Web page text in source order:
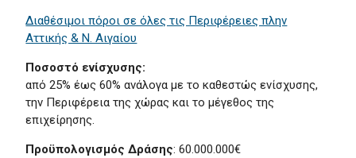
Διαθέσιμοι πόροι σε όλες τις Περιφέρειες πλην
Αττικής & Ν. Αιγαίου
Ποσοστό ενίσχυσης:
από 25% έως 60% ανάλογα με το καθεστώς ενίσχυσης,
την Περιφέρεια της χώρας και το μέγεθος της
επιχείρησης.
Προϋπολογισμός Δράσης: 60.000.000€